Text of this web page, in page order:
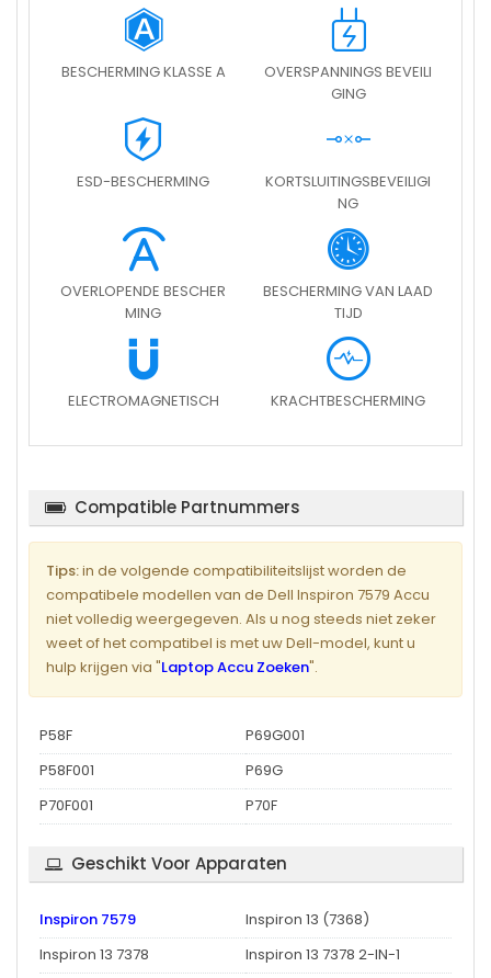
BESCHERMING KLASSE A
OVERSPANNINGS BEVEILI
GING
ESD-BESCHERMING
KORTSLUITINGSBEVEILIGI
NG
OVERLOPENDE BESCHER
MING
BESCHERMING VAN LAAD
TIJD
ELECTROMAGNETISCH KRACHTBESCHERMING
Compatible Partnummers
Tips:in de volgende compatibiliteitslijst worden de
compatibele modellen van de Dell Inspiron 7579 Accu
niet volledig weergegeven. Als u nog steeds niet zeker
weet of het compatibel is met uw Dell-model, kunt u
hulp krijgen via "Laptop Accu Zoeken".
P58F
P69G001
P58F001
P69G
P70F001
P70F
Geschikt Voor Apparaten
Inspiron 7579
Inspiron 13 (7368)
Inspiron 13 7378
Inspiron 13 7378 2-IN-1